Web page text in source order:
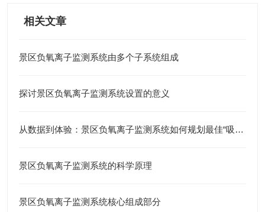
相关文章
景区负氧离子监测系统由多个子系统组成
探讨景区负氧离子监测系统设置的意义
从数据到体验：景区负氧离子监测系统如何规划最佳“吸氧”路线？
景区负氧离子监测系统的科学原理
景区负氧离子监测系统核心组成部分